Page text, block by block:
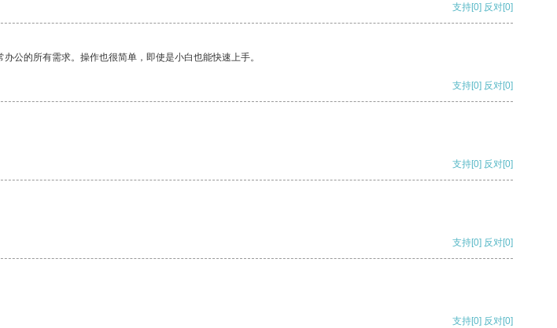
支持[0] 反对[0]
公的所有需求。操作也很简单，即使是小白也能快速上手。
支持[0] 反对[0]
支持[0] 反对[0]
支持[0] 反对[0]
支持[0] 反对[0]